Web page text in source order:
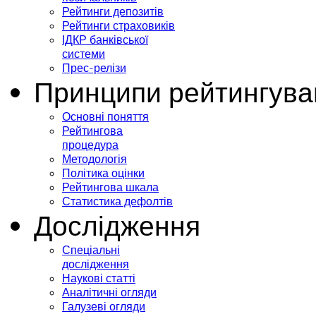
Рейтинги депозитів
Рейтинги страховиків
ІДКР банківської
системи
Прес-релізи
Принципи
Основні поняття
Рейтингова
процедура
Методологія
Політика оцінки
Рейтингова шкала
Статистика дефолтів
Дослідження
Спеціальні
дослідження
Наукові статті
Аналітичні огляди
Галузеві огляди